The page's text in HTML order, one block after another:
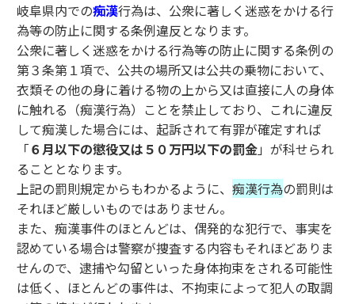
岐阜県内での痴漢行為は、公衆に著しく迷惑をかける行
為等の防止に関する条例違反となります。
公衆に著しく迷惑をかける行為等の防止に関する条例の
第３条第１項で、公共の場所又は公共の乗物において、
衣類その他の身に着ける物の上から又は直接に人の身体
に触れる（痴漢行為）ことを禁止しており、これに違反
して痴漢した場合には、起訴されて有罪が確定すれば
「６月以下の懲役又は５０万円以下の罰金」が科せられ
ることとなります。
上記の罰則規定からもわかるように、痴漢行為の罰則は
それほど厳しいものではありません。
また、痴漢事件のほとんどは、偶発的な犯行で、事実を
認めている場合は警察が捜査する内容もそれほどありま
せんので、逮捕や勾留といった身体拘束をされる可能性
は低く、ほとんどの事件は、不拘束によって犯人の取調